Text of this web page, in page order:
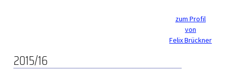
zum Profil
von
Felix Brückner
2015/16